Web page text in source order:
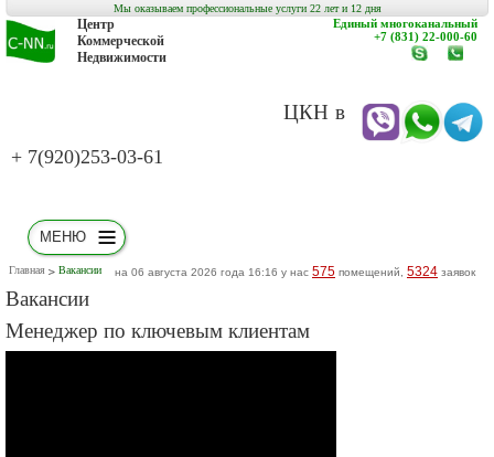
Мы оказываем профессиональные услуги 22 лет и 12 дня
Центр
Коммерческой
Недвижимости
ЦКН в
+ 7(920)253-03-61
Единый многоканальный
+7 (831) 22-000-60
www.c-
МЕНЮ
Главная Вакансии на 06 августа 2026 года 16:16 у нас 575 помещений, 5324 заявок
Вакансии
Менеджер по ключевым клиентам